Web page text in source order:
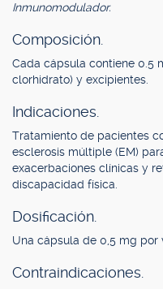
Inmunomodulador.
Composición.
Cada cápsula contiene 0.5
clorhidrato) y excipientes.
Indicaciones.
Tratamiento de pacientes
esclerosis múltiple (EM)
exacerbaciones clínicas y
discapacidad física.
Dosificación.
Una cápsula de 0,5 mg por
Contraindicaciones.